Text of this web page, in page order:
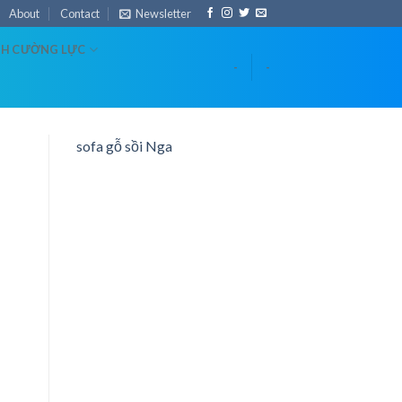
About Contact Newsletter
CƯỜNG LỰC
-
-
sofa gỗ sồi Nga